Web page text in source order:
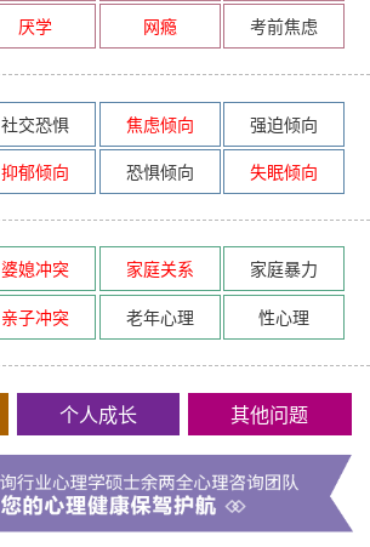
厌学
网瘾 考前焦虑
社交恐惧 焦虑倾向
强迫倾向
抑郁倾向
恐惧倾向 失眠倾向
婆媳冲突 家庭关系
家庭暴力
亲子冲突
老年心理 性心理
个人成长 其他问题